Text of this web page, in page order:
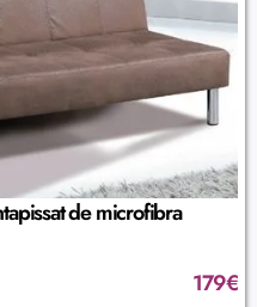
de microfibra
179€